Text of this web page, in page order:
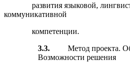
развития языковой,
коммуникативной
компетенции.
3.3. Метод проекта.
Возможности решения